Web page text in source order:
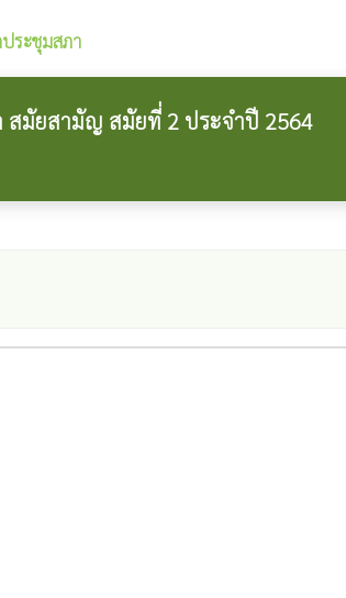
ประชุมสภา
สมัยสามัญ สมัยที่ 2 ประจำปี 2564